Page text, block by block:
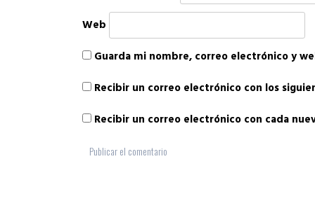
Web
Guarda mi nombre, correo electrónico y
Recibir un correo electrónico con los
Recibir un correo electrónico con cada